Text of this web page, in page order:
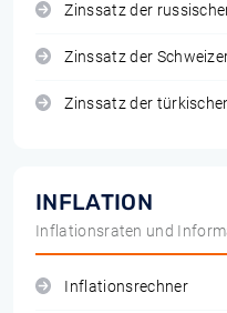
Zinssatz der
Zinssatz der
Zinssatz der
INFLATION
Inflationsraten und
Inflationsrechner